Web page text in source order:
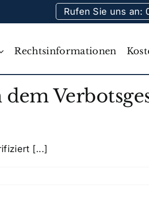
Rufen Sie uns an:
Rechtsinformationen
[...]